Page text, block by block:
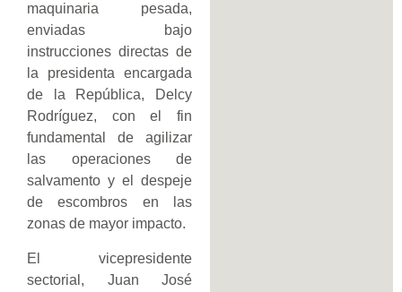
maquinaria pesada,
enviadas bajo
instrucciones directas de
la presidenta encargada
de la República, Delcy
Rodríguez, con el fin
fundamental de agilizar
las operaciones de
salvamento y el despeje
de escombros en las
zonas de mayor impacto.
El vicepresidente
sectorial, Juan José